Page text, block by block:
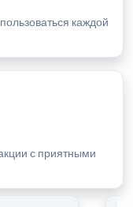
каждой
с приятными